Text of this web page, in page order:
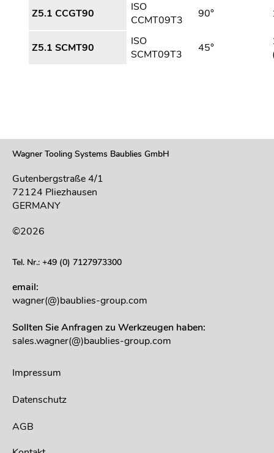
Z5.1 CCGT90
ISO
CCMT09T3
90°
Z5.1 SCMT90
ISO
SCMT09T3
45°
Wagner Tooling Systems Baublies GmbH
Gutenbergstraße 4/1
72124 Pliezhausen
GERMANY
©2026
Tel. Nr.: +49 (0) 7127973300
email:
wagner(@)baublies-group.com
Sollten Sie Anfragen zu Werkzeugen haben:
sales.wagner(@)baublies-group.com
Impressum
Datenschutz
AGB